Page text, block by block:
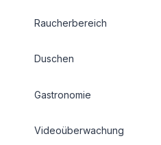
Raucherbereich
Duschen
Gastronomie
Videoüberwachung